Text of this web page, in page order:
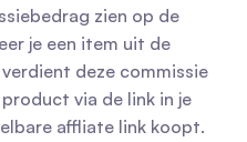
zien op de
je een item uit de
deze commissie
via de link in je
affliate link koopt.